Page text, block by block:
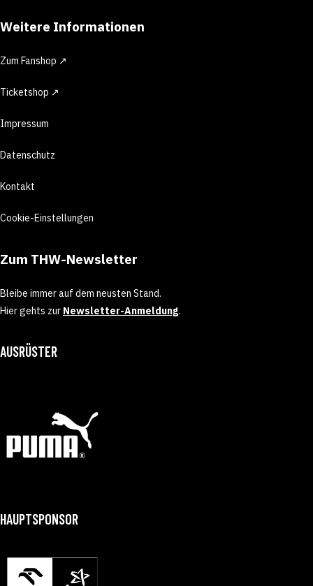
Weitere Informationen
Zum Fanshop ↗
Ticketshop ↗
Impressum
Datenschutz
Kontakt
Cookie-Einstellungen
Zum THW-Newsletter
Bleibe immer auf dem neusten Stand.
Hier gehts zur Newsletter-Anmeldung.
AUSRÜSTER
HAUPTSPONSOR